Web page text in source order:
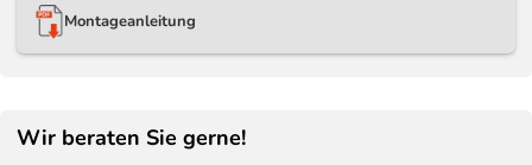
Montageanleitung
Wir beraten Sie gerne!